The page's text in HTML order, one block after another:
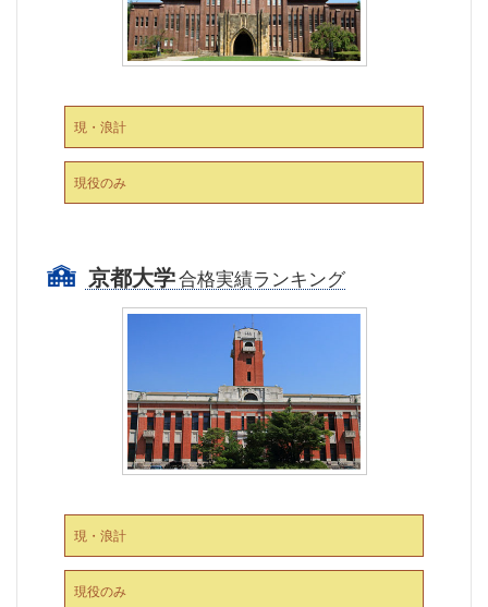
現・浪計
現役のみ
京都大学合格実績ランキング
現・浪計
現役のみ